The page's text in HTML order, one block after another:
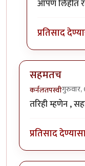
आपण लिहीत
प्रतिसाद
सहमतच
कर्नलतपस्वी
तरिही म्हणेन ,
प्रतिसाद